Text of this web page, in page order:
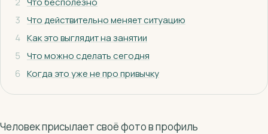
3 Что действительно меняет ситуацию
4 Как это выглядит на занятии
5 Что можно сделать сегодня
6 Когда это уже не про привычку
Человек присылает своё фото в профиль